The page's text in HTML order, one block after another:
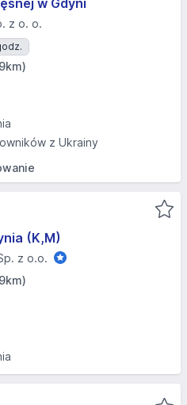
w Gdyni
z o. o.
z Ukrainy
(K,M)
z o.o.